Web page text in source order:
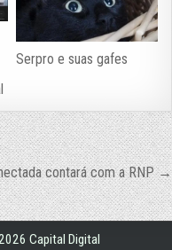
Serpro e suas gafes
contará com a RNP →
Capital Digital